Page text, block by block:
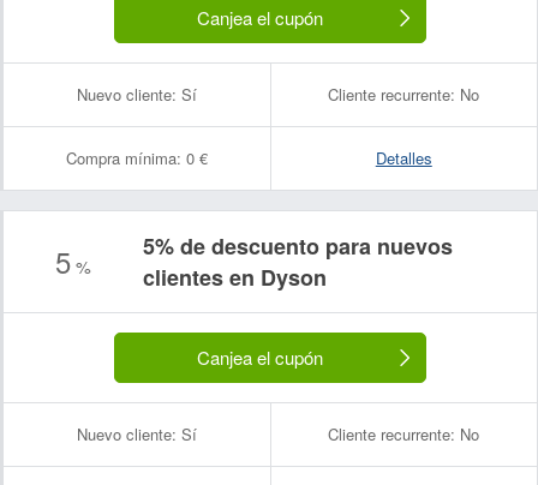
Canjea el cupón
Nuevo cliente: Sí Cliente recurrente: No
Compra mínima: 0 € Detalles
5%
5% de descuento para nuevos
clientes en Dyson
Canjea el cupón
Nuevo cliente: Sí Cliente recurrente: No